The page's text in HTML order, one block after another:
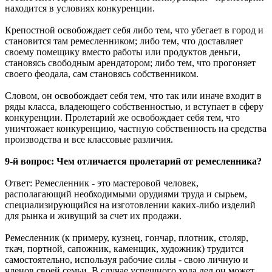
находится в условиях конкуренции.
Крепостной освобождает себя либо тем, что убегает в город и
становится там ремесленником; либо тем, что доставляет
своему помещику вместо работы или продуктов деньги,
становясь свободным арендатором; либо тем, что прогоняет
своего феодала, сам становясь собственником.
Словом, он освобождает себя тем, что так или иначе входит в
ряды класса, владеющего собственностью, и вступает в сферу
конкуренции. Пролетарий же освобождает себя тем, что
уничтожает конкуренцию, частную собственность на средства
производства и все классовые различия.
9-й вопрос: Чем отличается пролетарий от ремесленника?
Ответ: Ремесленник - это мастеровой человек,
располагающий необходимыми орудиями труда и сырьем,
специализирующийся на изготовлении каких-либо изделий
для рынка и живущий за счет их продажи.
Ремесленник (к примеру, кузнец, гончар, плотник, столяр,
ткач, портной, сапожник, каменщик, художник) трудится
самостоятельно, используя рабочие силы - свою личную и